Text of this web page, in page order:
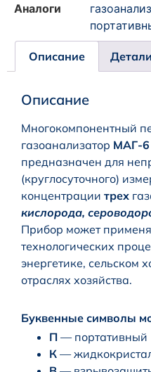
Аналоги
Описание Детали
Описание
Многокомпонентный
газоанализатор МАГ-6
предназначен для
(круглосуточного)
концентрации трех
кислорода,
Прибор может
технологических
энергетике, сельском
отраслях хозяйства.
Буквенные символы
П — портативный
К —